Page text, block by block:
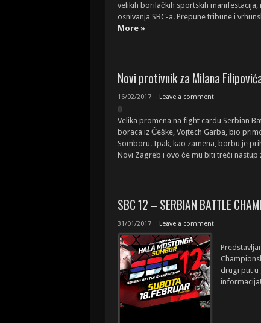
velikih borilačkih sportskih
osnivanja SBC-a. Prepune tribune i
More »
Novi protivnik za Milana
16/02/2017 Leave a comment
Velika promena na fight cardu Serbian
boraca iz Češke, Vojtech Garba, bio
Somboru. Ipak, kao zamena, borbu je
Novi Zagreb i ovo će mu biti treći nastup
SBC 12 – SERBIAN BATTLE
31/01/2017 Leave a comment
drugi put u
informacija!